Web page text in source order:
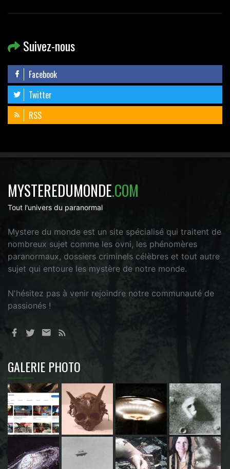
Suivez-nous
Facebook
Twitter
RSS
MYSTEREDUMONDE.COM
Tout l'univers du paranormal
Mystere du monde est un site spécialisé qui traitent de
nombreux sujet comme les ovni, les phénomères
paranormaux, dossiers criminels célèbres et tout autre
sujet qui entoure les mystère de notre monde.
N'hésitez pas à venir rejoindre notre communauté de
passionés !
GALERIE PHOTO